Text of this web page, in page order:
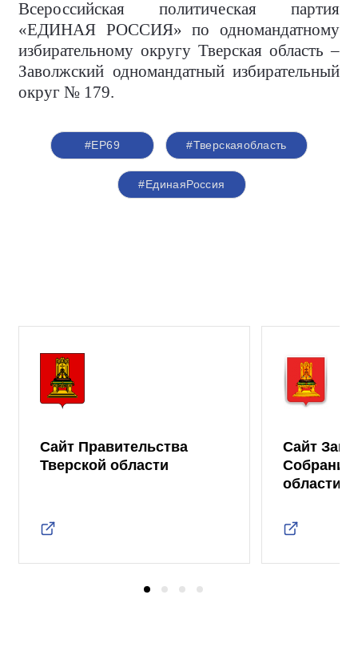
Всероссийская политическая партия
«ЕДИНАЯ РОССИЯ» по одномандатному
избирательному округу Тверская область –
Заволжский одномандатный избирательный
округ № 179.
#ЕР69 #Тверскаяобласть
#ЕдинаяРоссия
Сайт Правительства
Тверской области
Сайт
Собрания
области